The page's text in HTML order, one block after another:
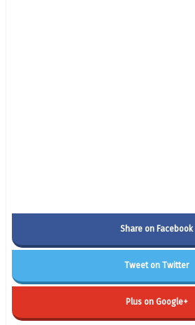
Share on Facebook
Tweet on Twitter
Plus on Google+